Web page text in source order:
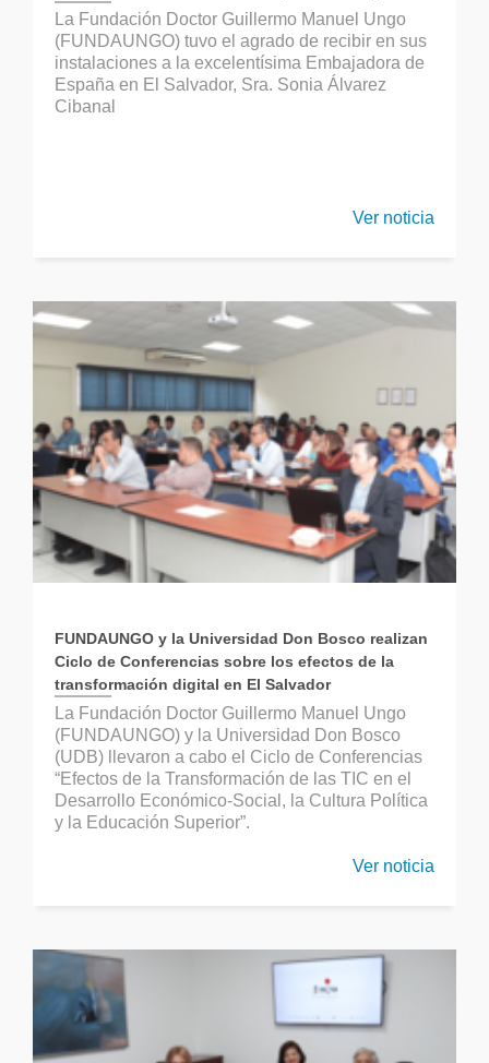
La Fundación Doctor Guillermo Manuel Ungo
(FUNDAUNGO) tuvo el agrado de recibir en sus
instalaciones a la excelentísima Embajadora de
España en El Salvador, Sra. Sonia Álvarez
Cibanal
Ver noticia
FUNDAUNGO y la Universidad Don Bosco realizan
Ciclo de Conferencias sobre los efectos de la
transformación digital en El Salvador
La Fundación Doctor Guillermo Manuel Ungo
(FUNDAUNGO) y la Universidad Don Bosco
(UDB) llevaron a cabo el Ciclo de Conferencias
“Efectos de la Transformación de las TIC en el
Desarrollo Económico-Social, la Cultura Política
y la Educación Superior”.
Ver noticia